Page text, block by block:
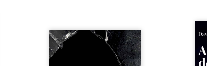
Vingt années d’écriture, de
blessures, d’émotions et de
pensées se rencontrent dans
Né
la